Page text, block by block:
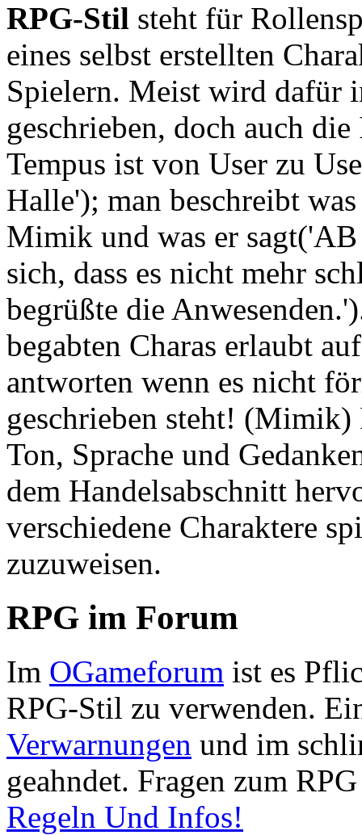
RPG-Stil steht für
eines selbst erstellten
Spielern. Meist wird dafür
geschrieben, doch auch
Tempus ist von User zu
Halle'); man beschreibt
Mimik und was er
sich, dass es nicht mehr
begrüßte die
begabten Charas erlaubt
antworten wenn es nicht
geschrieben steht! (Mimik)
Ton, Sprache und
dem Handelsabschnitt
verschiedene Charaktere
zuzuweisen.
RPG im Forum
Im OGameforum ist es
RPG-Stil zu verwenden.
Verwarnungen und im
geahndet. Fragen zum
Regeln Und Infos!